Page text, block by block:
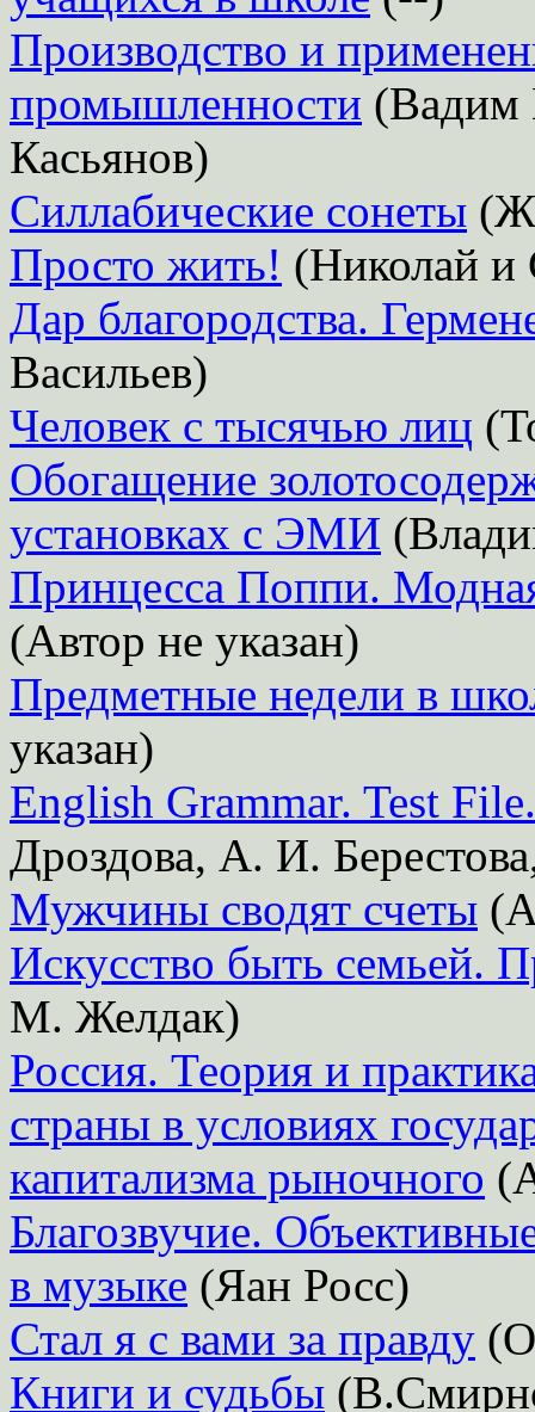
Производство и
промышленности (Вадим
Касьянов)
Силлабические сонеты
Просто жить! (Николай и
Дар благородства.
Васильев)
Человек с тысячью лиц
Обогащение
установках с ЭМИ
Принцесса Поппи.
(Автор не указан)
Предметные недели в
указан)
English Grammar. Test
Дроздова, А. И.
Мужчины сводят счеты
Искусство быть семьей.
М. Желдак)
Россия. Теория и
страны в условиях
капитализма рыночного
Благозвучие.
в музыке (Яан Росс)
Стал я с вами за правду
Книги и судьбы